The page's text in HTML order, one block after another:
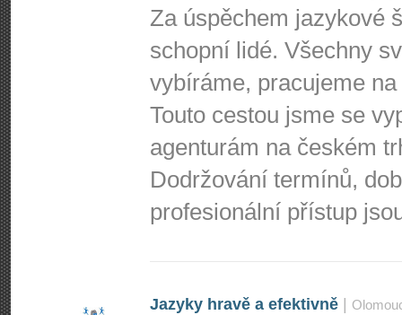
Za úspěchem jazykové
schopní lidé. Všechny
vybíráme, pracujeme
Touto cestou jsme se
agenturám na českém
Dodržování termínů,
profesionální přístup
Jazyky hravě a efektivně